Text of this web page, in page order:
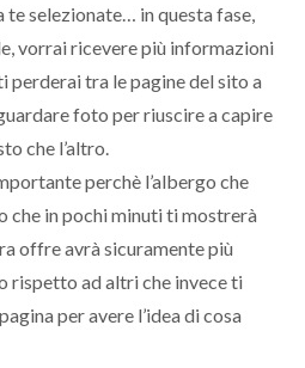
selezionate… in questa fase,
vorrai ricevere più informazioni
perderai tra le pagine del sito a
foto per riuscire a capire
che l’altro.
perchè l’albergo che
che in pochi minuti ti mostrerà
offre avrà sicuramente più
rispetto ad altri che invece ti
per avere l’idea di cosa